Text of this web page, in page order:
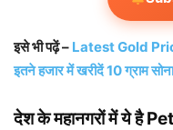
इसे भी पढ़ें – Latest Gold Price
इतने हजार में खरीदें 10 ग्राम सोना
देश के महानगरों में ये है